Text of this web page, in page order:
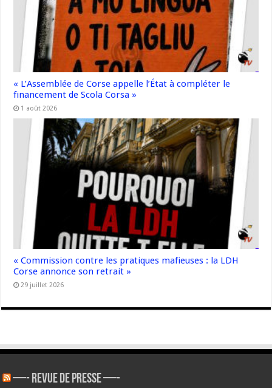
« L’Assemblée de Corse appelle l’État à compléter le
financement de Scola Corsa »
1 août 2026
« Commission contre les pratiques mafieuses : la LDH
Corse annonce son retrait »
29 juillet 2026
—- REVUE DE PRESSE —-